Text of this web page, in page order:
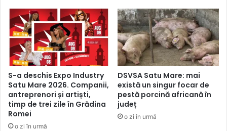
S-a deschis Expo Industry
Satu Mare 2026. Companii,
antreprenori și artiști,
timp de trei zile în Grădina
Romei
o zi în urmă
DSVSA Satu Mare: mai
există un singur focar de
pestă porcină africană în
județ
o zi în urmă